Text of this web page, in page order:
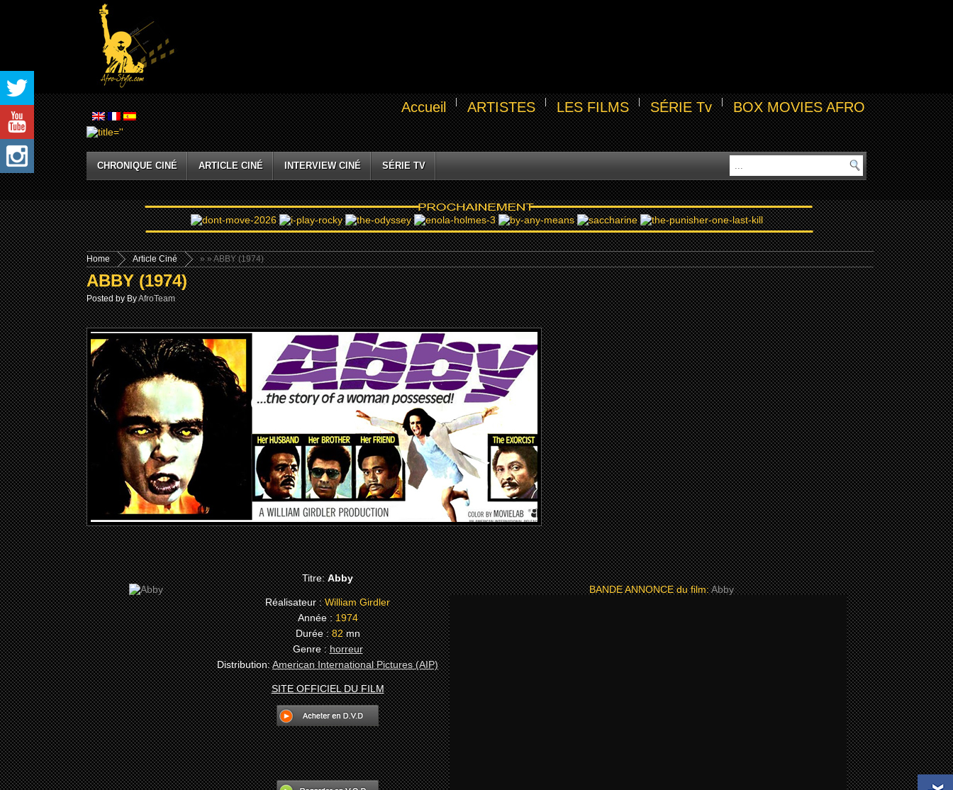
Accueil ARTISTES LES FILMS SÉRIE Tv BOX MOVIES AFRO
CHRONIQUE CINÉ ARTICLE CINÉ INTERVIEW CINÉ SÉRIE TV
Home »
Article Ciné » ABBY (1974)
ABBY (1974)
Posted by ByAfroTeam
Titre:Abby
Réalisateur :William Girdler
Année :1974
Durée :82mn
Genre :horreur
Distribution:American International Pictures (AIP)
SITE OFFICIEL DU FILM
BANDE ANNONCE du film:Abby